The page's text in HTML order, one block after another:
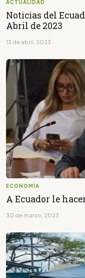
ACTUALIDAD
Noticias del
Abril de 2023
13 de abril, 2023
ECONOMÍA
A Ecuador le
30 de marzo, 2023